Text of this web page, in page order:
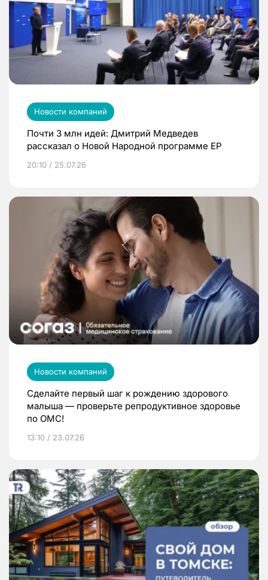
Новости компаний
Почти 3 млн идей: Дмитрий Медведев
рассказал о Новой Народной программе ЕР
20:10 / 25.07.26
Новости компаний
Сделайте первый шаг к рождению здорового
малыша — проверьте репродуктивное здоровье
по ОМС!
13:10 / 23.07.26